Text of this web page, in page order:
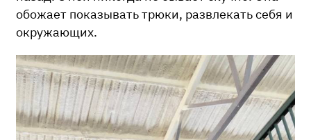
обожает показывать трюки, развлекать себя и
окружающих.